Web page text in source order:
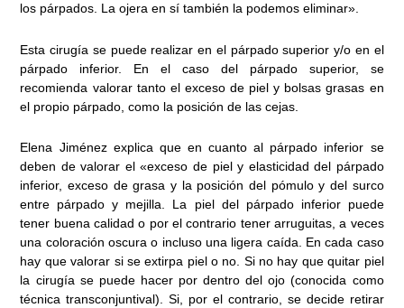
los párpados. La ojera en sí también la podemos eliminar».
Esta cirugía se puede realizar en el párpado superior y/o en el
párpado inferior. En el caso del párpado superior, se
recomienda valorar tanto el exceso de piel y bolsas grasas en
el propio párpado, como la posición de las cejas.
Elena Jiménez explica que en cuanto al párpado inferior se
deben de valorar el «exceso de piel y elasticidad del párpado
inferior, exceso de grasa y la posición del pómulo y del surco
entre párpado y mejilla. La piel del párpado inferior puede
tener buena calidad o por el contrario tener arruguitas, a veces
una coloración oscura o incluso una ligera caída. En cada caso
hay que valorar si se extirpa piel o no. Si no hay que quitar piel
la cirugía se puede hacer por dentro del ojo (conocida como
técnica transconjuntival). Si, por el contrario, se decide retirar